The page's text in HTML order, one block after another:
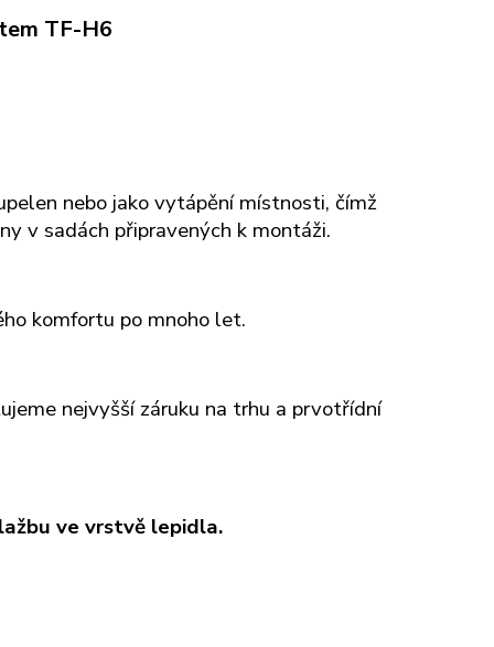
TF-H6
nebo jako vytápění místnosti, čímž
v sadách připravených k montáži.
komfortu po mnoho let.
nejvyšší záruku na trhu a prvotřídní
ve vrstvě lepidla.